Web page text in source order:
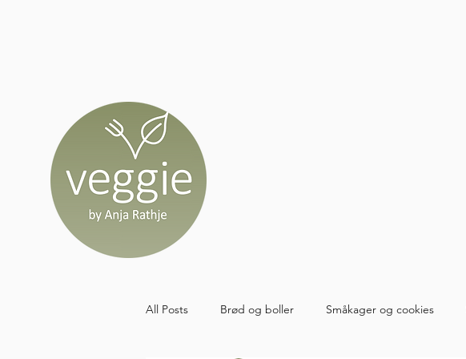
All Posts Brød og boller Småkager og cookies